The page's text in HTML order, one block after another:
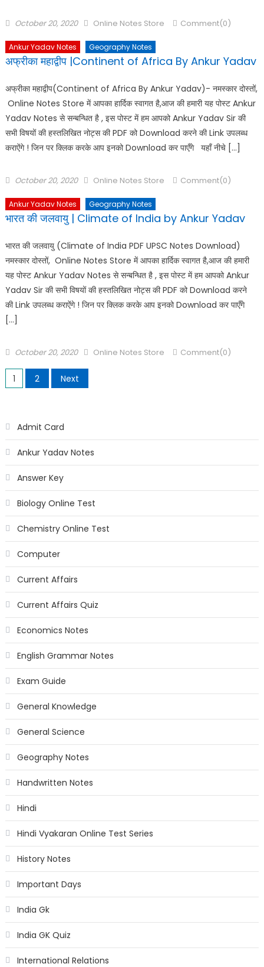
October 20, 2020 Online Notes Store Comment(0)
Ankur Yadav Notes Geography Notes
अफ्रीका महाद्वीप |Continent of Africa By Ankur Yadav
अफ्रीका महाद्वीप(Continent of Africa By Ankur Yadav)- नमस्कार दोस्तों,
Online Notes Store में आपका हार्दिक स्वागत है,आज की हमारी यह पोस्ट Ankur
Yadav Notes से सन्बन्धित है , इस पोस्ट में हम आपको Ankur Yadav Sir की
सभी विषयों की हस्तलिखित नोट्स की PDF को Download करने की Link उपलब्ध
कराऐंगे ! जिन पर क्लिक करके आप इनको Download कर पाएँगे यहाँ नीचे […]
October 20, 2020 Online Notes Store Comment(0)
Ankur Yadav Notes Geography Notes
भारत की जलवायु | Climate of India by Ankur Yadav
भारत की जलवायु (Climate of India PDF UPSC Notes Download)
नमस्कार दोस्तों, Online Notes Store में आपका हार्दिक स्वागत है,आज की हमारी
यह पोस्ट Ankur Yadav Notes से सन्बन्धित है , इस पोस्ट में हम आपको Ankur
Yadav Sir की सभी विषयों की हस्तलिखित नोट्स की PDF को Download करने
की Link उपलब्ध कराऐंगे ! जिन पर क्लिक करके आप इनको Download कर पाएँगे
[…]
October 20, 2020 Online Notes Store Comment(0)
1 2 Next
Admit Card
Ankur Yadav Notes
Answer Key
Biology Online Test
Chemistry Online Test
Computer
Current Affairs
Current Affairs Quiz
Economics Notes
English Grammar Notes
Exam Guide
General Knowledge
General Science
Geography Notes
Handwritten Notes
Hindi
Hindi Vyakaran Online Test Series
History Notes
Important Days
India Gk
India GK Quiz
International Relations